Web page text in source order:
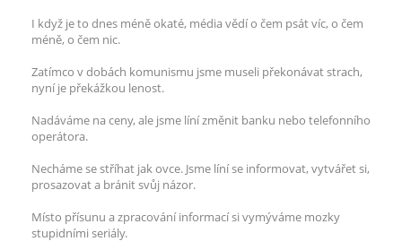
I když je to dnes méně okaté, média vědí o čem psát víc, o čem
méně, o čem nic.
Zatímco v dobách komunismu jsme museli překonávat strach,
nyní je překážkou lenost.
Nadáváme na ceny, ale jsme líní změnit banku nebo telefonního
operátora.
Necháme se stříhat jak ovce. Jsme líní se informovat, vytvářet si,
prosazovat a bránit svůj názor.
Místo přísunu a zpracování informací si vymýváme mozky
stupidními seriály.